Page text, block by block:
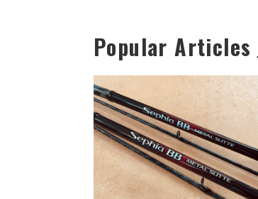
Popular Articles